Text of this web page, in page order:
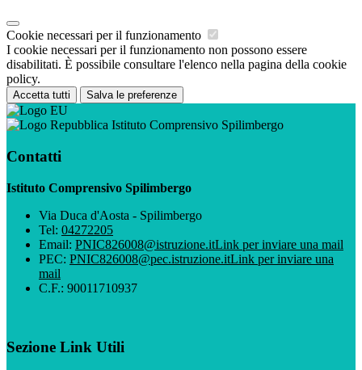
Cookie necessari per il funzionamento
I cookie necessari per il funzionamento non possono essere
disabilitati. È possibile consultare l'elenco nella pagina della cookie
policy.
Accetta tutti Salva le preferenze
Istituto Comprensivo Spilimbergo
Contatti
Istituto Comprensivo Spilimbergo
Via Duca d'Aosta - Spilimbergo
Tel: 04272205
Email: PNIC826008@istruzione.itLink per inviare una mail
PEC: PNIC826008@pec.istruzione.itLink per inviare una
mail
C.F.: 90011710937
Sezione Link Utili